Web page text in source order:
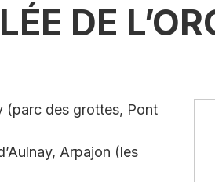
DE
(parc des grottes, Pont
Arpajon (les